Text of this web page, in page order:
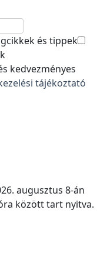
és tippek
kedvezményes
tájékoztató
augusztus 8-án
között tart nyitva.